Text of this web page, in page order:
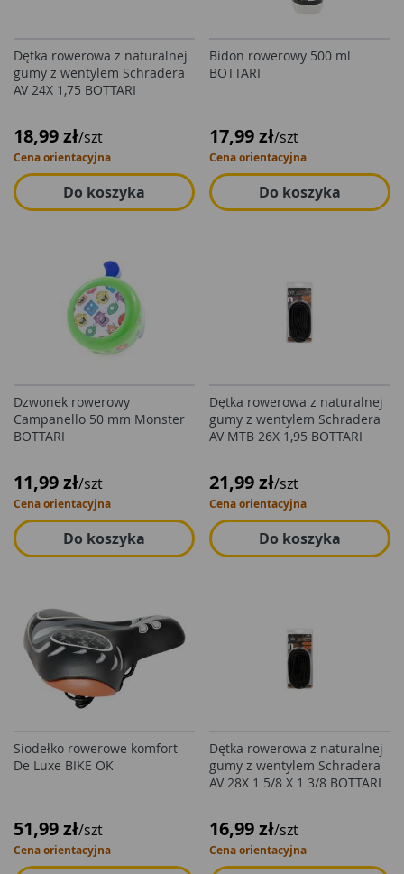
Dętka rowerowa z naturalnej
gumy z wentylem Schradera
AV 24X 1,75 BOTTARI
18,99 zł/szt
Cena orientacyjna
Do koszyka
Bidon rowerowy 500 ml
BOTTARI
17,99 zł/szt
Cena orientacyjna
Do koszyka
Dzwonek rowerowy
Campanello 50 mm Monster
BOTTARI
11,99 zł/szt
Cena orientacyjna
Do koszyka
Dętka rowerowa z naturalnej
gumy z wentylem Schradera
AV MTB 26X 1,95 BOTTARI
21,99 zł/szt
Cena orientacyjna
Do koszyka
Siodełko rowerowe komfort
De Luxe BIKE OK
51,99 zł/szt
Cena orientacyjna
Dętka rowerowa z naturalnej
gumy z wentylem Schradera
AV 28X 1 5/8 X 1 3/8 BOTTARI
16,99 zł/szt
Cena orientacyjna